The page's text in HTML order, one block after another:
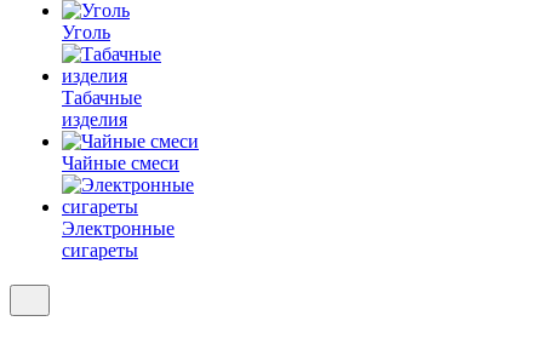
Уголь
Табачные
изделия
Чайные смеси
Электронные
сигареты